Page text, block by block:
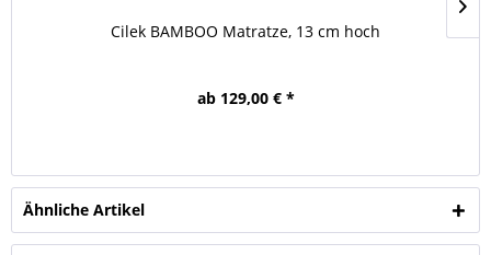
Cilek BAMBOO Matratze, 13 cm hoch
ab 129,00 € *
Ähnliche Artikel